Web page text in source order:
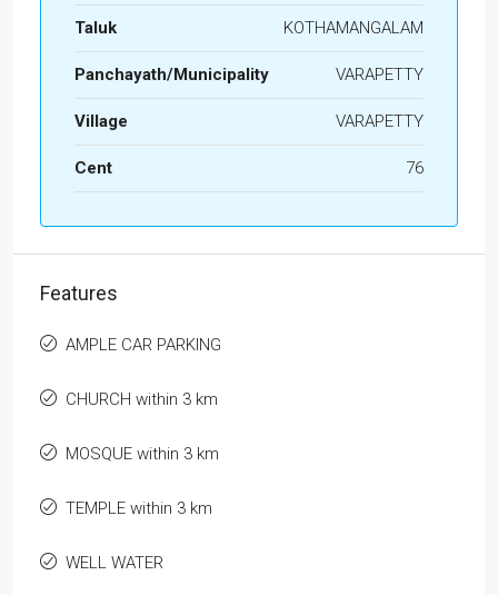
Taluk KOTHAMANGALAM
Panchayath/Municipality VARAPETTY
Village VARAPETTY
Cent 76
Features
AMPLE CAR PARKING
CHURCH within 3 km
MOSQUE within 3 km
TEMPLE within 3 km
WELL WATER